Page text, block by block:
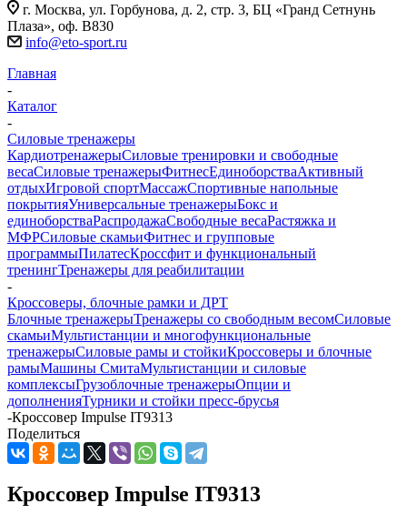
г. Москва, ул. Горбунова, д. 2, стр. 3, БЦ «Гранд Сетнунь
Плаза», оф. В830
info@eto-sport.ru
Главная
-
Каталог
-
Силовые тренажеры
КардиотренажерыСиловые тренировки и свободные
весаСиловые тренажерыФитнесЕдиноборстваАктивный
отдыхИгровой спортМассажСпортивные напольные
покрытияУниверсальные тренажерыБокс и
единоборстваРаспродажаСвободные весаРастяжка и
МФРСиловые скамьиФитнес и групповые
программыПилатесКроссфит и функциональный
тренингТренажеры для реабилитации
-
Кроссоверы, блочные рамки и ДРТ
Блочные тренажерыТренажеры со свободным весомСиловые
скамьиМультистанции и многофункциональные
тренажерыСиловые рамы и стойкиКроссоверы и блочные
рамыМашины СмитаМультистанции и силовые
комплексыГрузоблочные тренажерыОпции и
дополненияТурники и стойки пресс-брусья
-Кроссовер Impulse IT9313
Поделиться
Кроссовер Impulse IT9313